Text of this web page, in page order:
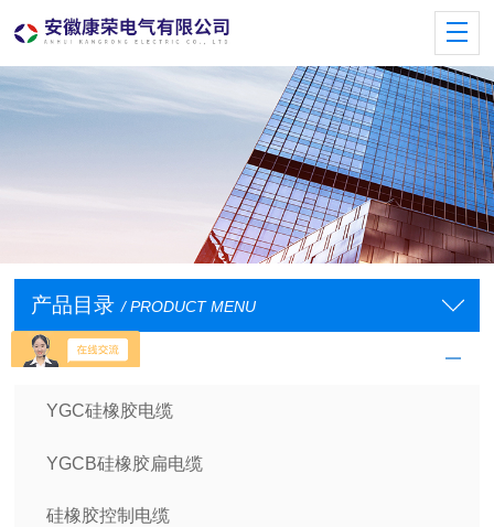
产品目录 / PRODUCT MENU
电缆
YGC硅橡胶电缆
YGCB硅橡胶扁电缆
硅橡胶控制电缆